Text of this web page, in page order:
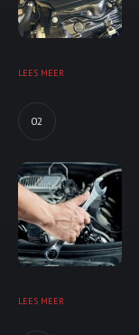
LEES MEER
02
LEES MEER